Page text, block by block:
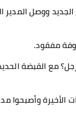
ووصل
مفقود.
وأصبحوا